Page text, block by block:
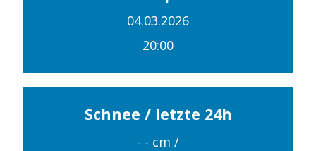
04.03.2026
20:00
Schnee / letzte 24h
- - cm /